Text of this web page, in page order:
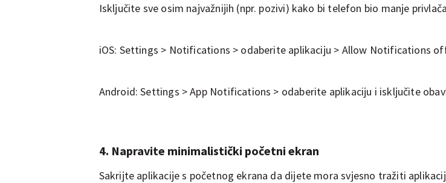
Isključite sve osim najvažnijih (npr. pozivi) kako bi telefon bio manje
iOS: Settings > Notifications > odaberite aplikaciju > Allow Notifications
Android: Settings > App Notifications > odaberite aplikaciju i isključite
4. Napravite minimalistički početni ekran
Sakrijte aplikacije s početnog ekrana da dijete mora svjesno tražiti